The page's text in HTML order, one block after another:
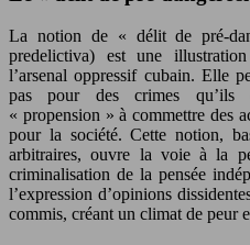
La notion de « délit de pré-
predelictiva) est une
l’arsenal oppressif cubain. Elle
pas pour des crimes
« propension » à commettre des
pour la société. Cette notion,
arbitraires, ouvre la voie à la
criminalisation de la pensée
l’expression d’opinions
commis, créant un climat de peur